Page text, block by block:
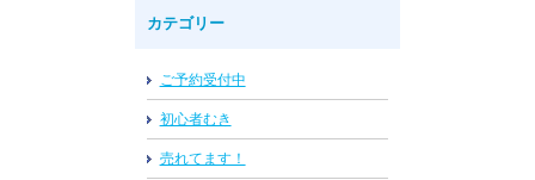
カテゴリー
ご予約受付中
初心者むき
売れてます！